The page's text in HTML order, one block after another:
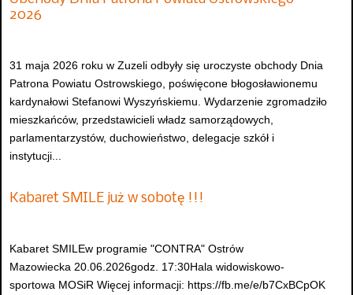
2026
31 maja 2026 roku w Zuzeli odbyły się uroczyste obchody Dnia
Patrona Powiatu Ostrowskiego, poświęcone błogosławionemu
kardynałowi Stefanowi Wyszyńskiemu. Wydarzenie zgromadziło
mieszkańców, przedstawicieli władz samorządowych,
parlamentarzystów, duchowieństwo, delegacje szkół i
instytucji...
Kabaret SMILE już w sobotę !!!
Kabaret SMILEw programie "CONTRA" Ostrów
Mazowiecka 20.06.2026godz. 17:30Hala widowiskowo-
sportowa MOSiR Więcej informacji: https://fb.me/e/b7CxBCpOK